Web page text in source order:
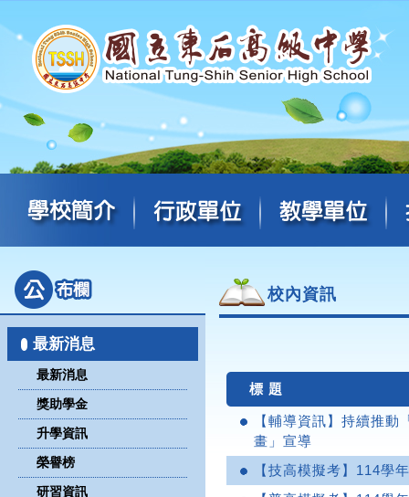
最新消息
最新消息
獎助學金
升學資訊
榮譽榜
研習資訊
校內資訊
標 題
【輔導資訊】持續推
畫」宣導
【技高模擬考】114學